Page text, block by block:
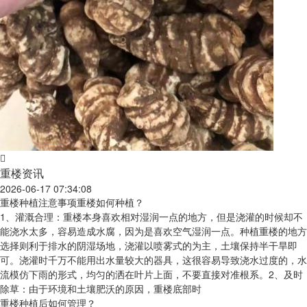
重楼资讯
2026-06-17 07:34:08
重楼种植注意事项重楼如何种植？
1、灌溉合理：重楼本身喜欢相对湿润一点的地方，但是浇灌的时候却不
能浇水太多，容易造成水腐，因为是喜欢空气湿润一点。种植重楼的地方
选择则利于排水的阴湿场地，浇灌以喷雾式的为主，土壤保持半干旱即
可。浇灌时千万不能用出水量较大的器具，这很容易导致浇水过度的，水
流模仿下雨的形式，均匀的洒在叶片上面，不要直接对准根系。2、及时
除草：由于环境和土壤肥沃的原因，重楼底部时
重楼种植后如何管理？